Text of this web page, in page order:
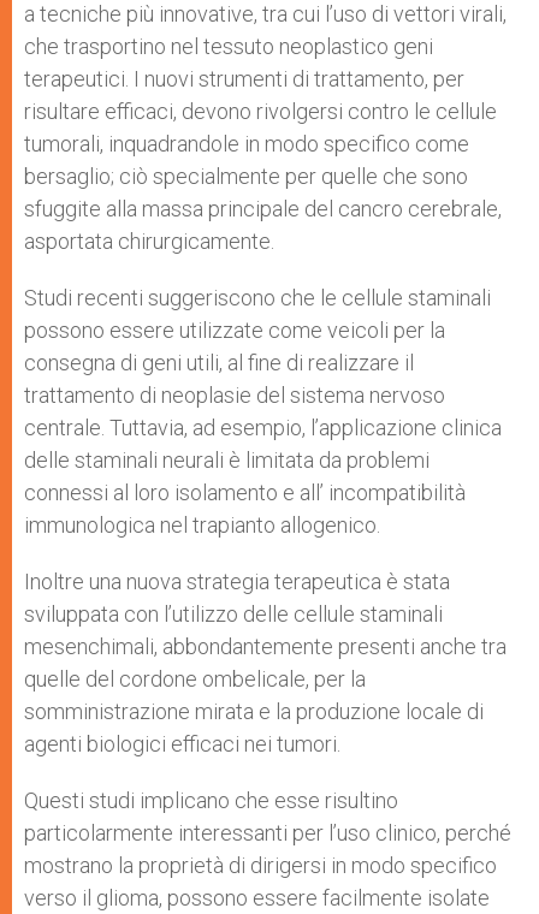
a tecniche più innovative, tra cui l’uso di vettori virali,
che trasportino nel tessuto neoplastico geni
terapeutici. I nuovi strumenti di trattamento, per
risultare efficaci, devono rivolgersi contro le cellule
tumorali, inquadrandole in modo specifico come
bersaglio; ciò specialmente per quelle che sono
sfuggite alla massa principale del cancro cerebrale,
asportata chirurgicamente.
Studi recenti suggeriscono che le cellule staminali
possono essere utilizzate come veicoli per la
consegna di geni utili, al fine di realizzare il
trattamento di neoplasie del sistema nervoso
centrale. Tuttavia, ad esempio, l’applicazione clinica
delle staminali neurali è limitata da problemi
connessi al loro isolamento e all’ incompatibilità
immunologica nel trapianto allogenico.
Inoltre una nuova strategia terapeutica è stata
sviluppata con l’utilizzo delle cellule staminali
mesenchimali, abbondantemente presenti anche tra
quelle del cordone ombelicale, per la
somministrazione mirata e la produzione locale di
agenti biologici efficaci nei tumori.
Questi studi implicano che esse risultino
particolarmente interessanti per l’uso clinico, perché
mostrano la proprietà di dirigersi in modo specifico
verso il glioma, possono essere facilmente isolate